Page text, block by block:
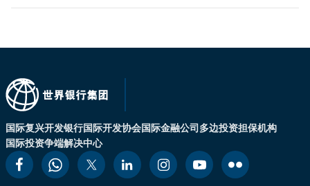
国际复兴开发银行国际开发协会国际金融公司多边投资担保机构
国际投资争端解决中心